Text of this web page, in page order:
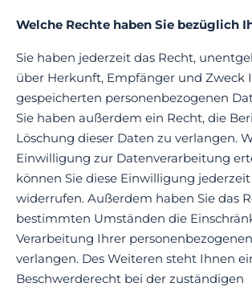
Welche Rechte haben Sie bezüglich
Sie haben jederzeit das Recht,
über Herkunft, Empfänger und Zweck
gespeicherten personenbezogenen
Sie haben außerdem ein Recht, die
Löschung dieser Daten zu verlangen.
Einwilligung zur Datenverarbeitung
können Sie diese Einwilligung
widerrufen. Außerdem haben Sie das
bestimmten Umständen die
Verarbeitung Ihrer
verlangen. Des Weiteren steht Ihnen
Beschwerderecht bei der zuständigen